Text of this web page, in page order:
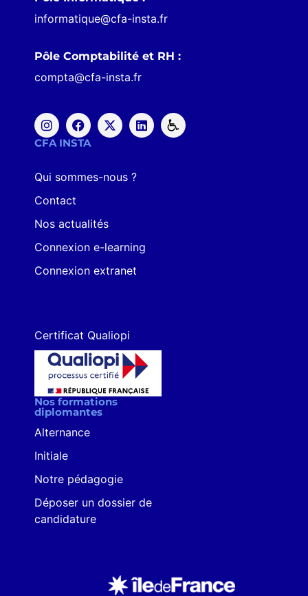
informatique@cfa-insta.fr
Pôle Comptabilité et RH :
compta@cfa-insta.fr
CFA INSTA
Qui sommes-nous ?
Contact
Nos actualités
Connexion e-learning
Connexion extranet
Certificat Qualiopi
Nos formations
diplomantes
Alternance
Initiale
Notre pédagogie
Déposer un dossier de
candidature